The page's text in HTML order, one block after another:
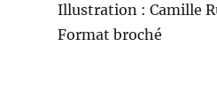
Illustration : Camille
Format broché